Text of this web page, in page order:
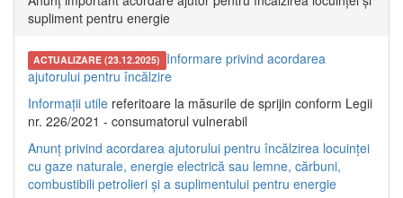
supliment pentru energie
ACTUALIZARE (23.12.2025) Informare privind acordarea
ajutorului pentru încălzire
Informații utile referitoare la măsurile de sprijin conform Legii
nr. 226/2021 - consumatorul vulnerabil
Anunț privind acordarea ajutorului pentru încălzirea locuinței
cu gaze naturale, energie electrică sau lemne, cărbuni,
combustibili petrolieri și a suplimentului pentru energie